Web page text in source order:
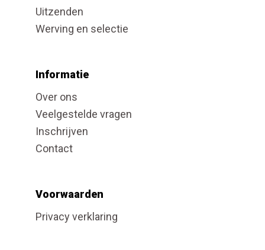
Uitzenden
Werving en selectie
Informatie
Over ons
Veelgestelde vragen
Inschrijven
Contact
Voorwaarden
Privacy verklaring